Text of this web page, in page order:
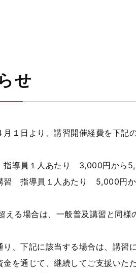
せ
月１日より、講習開催経費を下記
導員１人あたり 3,000円から
習 指導員１人あたり 5,000円
える場合は、一般普及講習と同様
り、下記に該当する場合は、講習
を通じて、継続してご支援いた